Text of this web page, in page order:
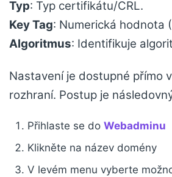
Typ: Typ certifikátu/CRL.
Key Tag: Numerická hodnota
Algoritmus: Identifikuje
Nastavení je dostupné přímo
rozhraní. Postup je
Přihlaste se do Webadminu
Klikněte na název domény
V levém menu vyberte